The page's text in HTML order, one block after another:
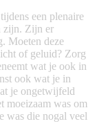
een plenaire
zijn. Zijn er
Moeten deze
of geluid? Zorg
wat je ook in
ook wat je in
je ongetwijfeld
moeizaam was om
was die nogal veel